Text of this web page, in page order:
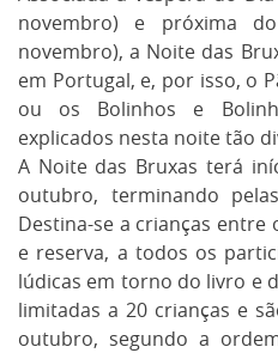
novembro) e próxima
novembro), a Noite das
em Portugal, e, por isso, o
ou os Bolinhos e
explicados nesta noite tão
A Noite das Bruxas terá
outubro, terminando
Destina-se a crianças entre
e reserva, a todos os
lúdicas em torno do livro e
limitadas a 20 crianças e
outubro, segundo a